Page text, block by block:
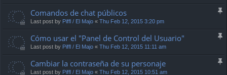
Comandos de chat públicos
Last post by Piffl / El Majo « Thu Feb 12, 2015 3:20 pm
Cómo usar el "Panel de Control del Usuario"
Last post by Piffl / El Majo « Thu Feb 12, 2015 11:11 am
Cambiar la contraseña de su personaje
Last post by Piffl / El Majo « Thu Feb 12, 2015 10:51 am